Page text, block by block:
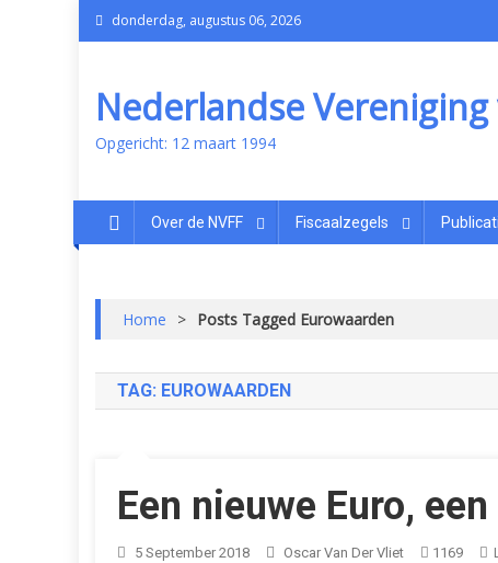
donderdag, augustus 06, 2026
Nederlandse
Opgericht: 12 maart 1994
Over de NVFF Fiscaalzegels
Home > Posts Tagged Eurowaarden
TAG: EUROWAARDEN
Een nieuwe Euro,
5 September 2018 Oscar Van Der Vliet 1169